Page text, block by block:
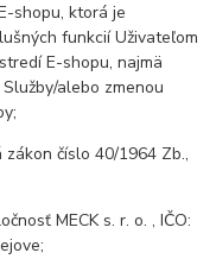
shopu, ktorá je
funkcií Uživateľom
E-shopu, najmä
alebo zmenou
zákon číslo 40/1964 Zb.,
MECK s. r. o. , IČO: